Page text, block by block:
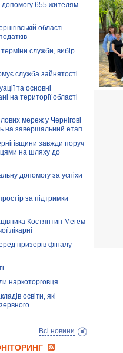
допомогу 655 жителям
області
терміни служби, вибір
служба зайнятості
та основні
на території області
мереж у Чернігові
на завершальний етап
завжди поруч
на шляху до
допомогу за успіхи
за підтримки
Костянтин Мегем
лікарні
призерів фіналу
наркоторговця
освіти, які
Всі новини